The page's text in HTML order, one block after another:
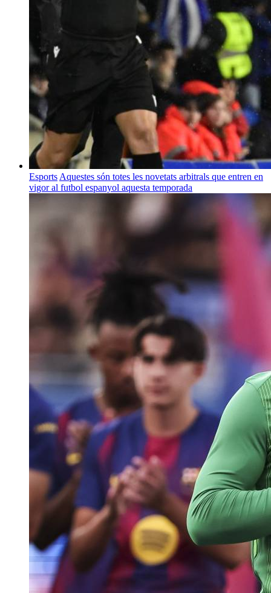
Esports Aquestes són totes les novetats arbitrals que entren en
vigor al futbol espanyol aquesta temporada